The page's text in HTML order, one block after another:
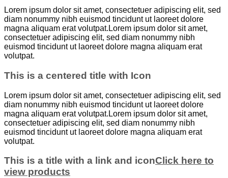
Lorem ipsum dolor sit amet, consectetuer adipiscing elit, sed
diam nonummy nibh euismod tincidunt ut laoreet dolore
magna aliquam erat volutpat.Lorem ipsum dolor sit amet,
consectetuer adipiscing elit, sed diam nonummy nibh
euismod tincidunt ut laoreet dolore magna aliquam erat
volutpat.
This is a centered title with Icon
Lorem ipsum dolor sit amet, consectetuer adipiscing elit, sed
diam nonummy nibh euismod tincidunt ut laoreet dolore
magna aliquam erat volutpat.Lorem ipsum dolor sit amet,
consectetuer adipiscing elit, sed diam nonummy nibh
euismod tincidunt ut laoreet dolore magna aliquam erat
volutpat.
This is a title with a link and iconClick here to
view products